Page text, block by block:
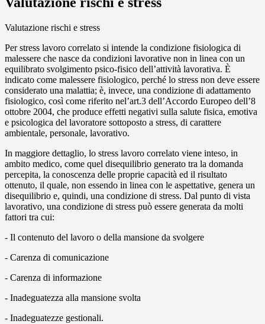
Valutazione rischi e stress
Per stress lavoro correlato si intende la condizione fisiologica di
malessere che nasce da condizioni lavorative non in linea con un
equilibrato svolgimento psico-fisico dell’attività lavorativa. È
indicato come malessere fisiologico, perché lo stress non deve essere
considerato una malattia; è, invece, una condizione di adattamento
fisiologico, così come riferito nel’art.3 dell’Accordo Europeo dell’8
ottobre 2004, che produce effetti negativi sulla salute fisica, emotiva
e psicologica del lavoratore sottoposto a stress, di carattere
ambientale, personale, lavorativo.
In maggiore dettaglio, lo stress lavoro correlato viene inteso, in
ambito medico, come quel disequilibrio generato tra la domanda
percepita, la conoscenza delle proprie capacità ed il risultato
ottenuto, il quale, non essendo in linea con le aspettative, genera un
disequilibrio e, quindi, una condizione di stress. Dal punto di vista
lavorativo, una condizione di stress può essere generata da molti
fattori tra cui:
- Il contenuto del lavoro o della mansione da svolgere
- Carenza di comunicazione
- Carenza di informazione
- Inadeguatezza alla mansione svolta
- Inadeguatezze gestionali.